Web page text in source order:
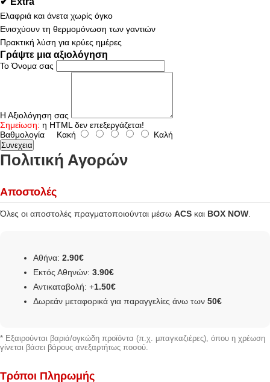
Ελαφριά και άνετα χωρίς όγκο
Ενισχύουν τη θερμομόνωση των γαντιών
Πρακτική λύση για κρύες ημέρες
Γράψτε μια αξιολόγηση
Το Όνομα σας
Η Αξιολόγηση σας
Σημείωση: η HTML δεν επεξεργάζεται!
Βαθμολογία Κακή Καλή
Συνεχεια
Πολιτική Αγορών
Αποστολές
Όλες οι αποστολές πραγματοποιούνται μέσω ACS και BOX NOW
Αθήνα: 2.90€
Εκτός Αθηνών: 3.90€
Αντικαταβολή: +1.50€
Δωρεάν μεταφορικά για παραγγελίες άνω των 50€
* Εξαιρούνται βαριά/ογκώδη προϊόντα (π.χ. μπαγκαζιέρες), όπου η χρέωση
γίνεται βάσει βάρους ανεξαρτήτως ποσού.
Τρόποι Πληρωμής